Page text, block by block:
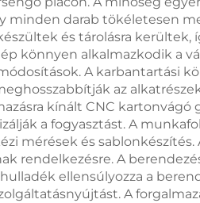
minden darab tökéletesen
és tárolásra kerültek,
könnyen alkalmazkodik a
A karbantartási
az
kínált CNC kartonvágó
a fogyasztást. A
mérések és sablonkészítés.
rendelkezésre. A
ellensúlyozza a
A